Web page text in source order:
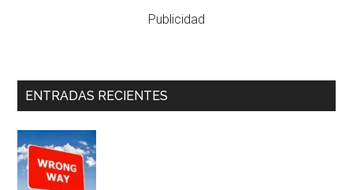
Publicidad
ENTRADAS RECIENTES